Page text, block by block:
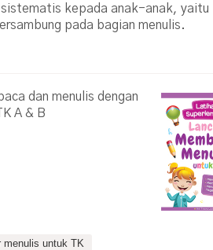
sistematis kepada anak-anak, yaitu
pada bagian menulis.
dan menulis dengan
A & B
menulis untuk TK